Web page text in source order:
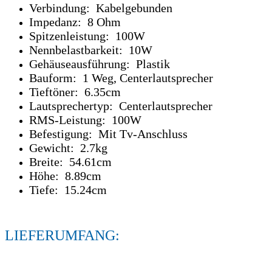
Verbindung: Kabelgebunden
Impedanz: 8 Ohm
Spitzenleistung: 100W
Nennbelastbarkeit: 10W
Gehäuseausführung: Plastik
Bauform: 1 Weg, Centerlautsprecher
Tieftöner: 6.35cm
Lautsprechertyp: Centerlautsprecher
RMS-Leistung: 100W
Befestigung: Mit Tv-Anschluss
Gewicht: 2.7kg
Breite: 54.61cm
Höhe: 8.89cm
Tiefe: 15.24cm
LIEFERUMFANG: